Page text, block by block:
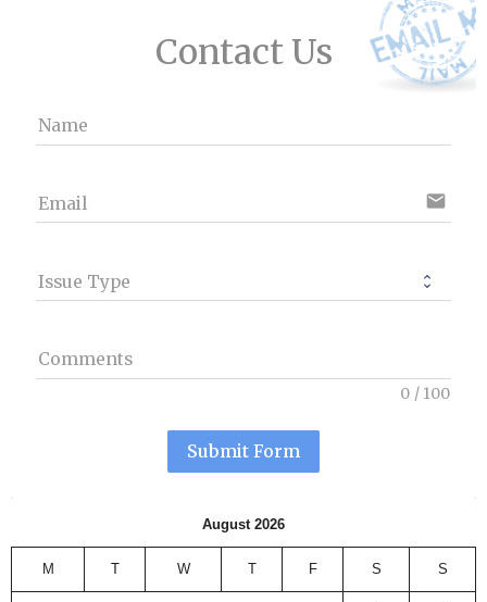
Contact Us
Name
Email email
Issue Type
Comments
0 / 100
Submit Form
August 2026
M T W T F S S